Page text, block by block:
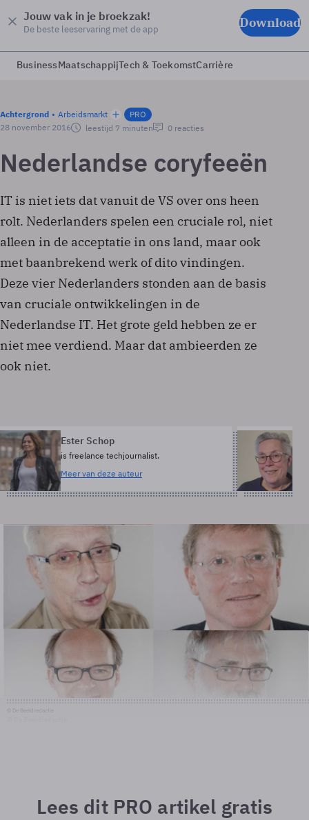
Jouw vak in je broekzak!
De beste leeservaring met de app Download
BusinessMaatschappijTech & ToekomstCarrière
Achtergrond Arbeidsmarkt
PRO
28 november 2016
leestijd 7 minuten 0 reacties
Nederlandse coryfeeën
IT is niet iets dat vanuit de VS over ons heen
rolt. Nederlanders spelen een cruciale rol, niet
alleen in de acceptatie in ons land, maar ook
met baanbrekend werk of dito vindingen.
Deze vier Nederlanders stonden aan de basis
van cruciale ontwikkelingen in de
Nederlandse IT. Het grote geld hebben ze er
niet mee verdiend. Maar dat ambieerden ze
ook niet.
Ester Schop
is freelance techjournalist.
Meer van deze auteur
Lees dit PRO artikel gratis